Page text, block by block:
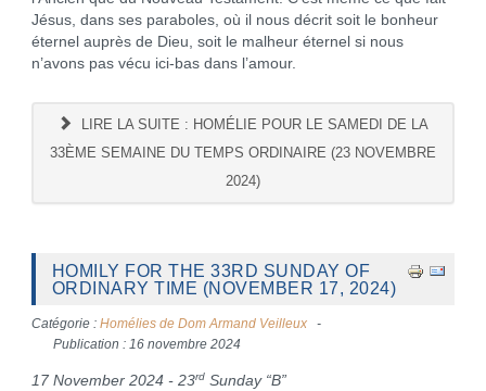
Jésus, dans ses paraboles, où il nous décrit soit le bonheur
éternel auprès de Dieu, soit le malheur éternel si nous
n’avons pas vécu ici-bas dans l’amour.
LIRE LA SUITE : HOMÉLIE POUR LE SAMEDI DE LA
33ÈME SEMAINE DU TEMPS ORDINAIRE (23 NOVEMBRE
2024)
HOMILY FOR THE 33RD SUNDAY OF
ORDINARY TIME (NOVEMBER 17, 2024)
Catégorie : Homélies de Dom Armand Veilleux
Publication : 16 novembre 2024
17 November 2024 - 23rdSunday “B”